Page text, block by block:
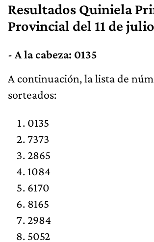
Resultados Quiniela
Provincial del 11 de
- A la cabeza: 0135
​​A continuación, la lista de
sorteados:
0135
7373
2865
1084
6170
8165
2984
5052